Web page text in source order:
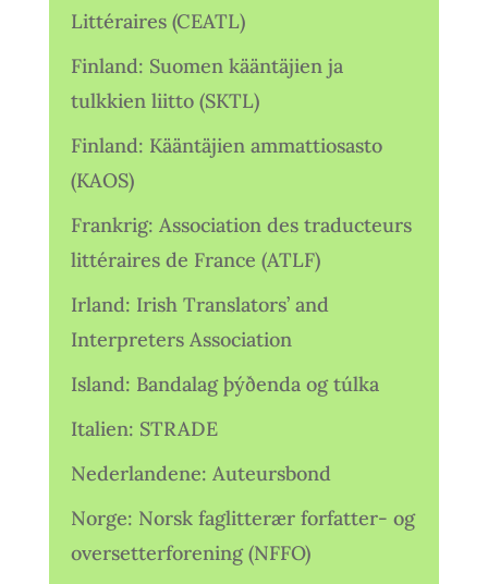
Littéraires (CEATL)
Finland: Suomen kääntäjien ja
tulkkien liitto (SKTL)
Finland: Kääntäjien ammattiosasto
(KAOS)
Frankrig: Association des traducteurs
littéraires de France (ATLF)
Irland: Irish Translators’ and
Interpreters Association
Island: Bandalag þýðenda og túlka
Italien: STRADE
Nederlandene: Auteursbond
Norge: Norsk faglitterær forfatter- og
oversetterforening (NFFO)